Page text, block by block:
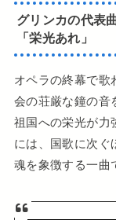
グリンカの代表
「栄光あれ」
オペラの終幕で歌
会の荘厳な鐘の音
祖国への栄光が力
には、国歌に次ぐ
魂を象徴する一曲